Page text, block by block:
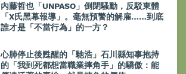
內藤哲也「UNPASO」倒閉騷動，反駁東體
「X氏黑幕報導」。毫無預警的解雇……到底
誰才是「不當行為」的一方？
心肺停止後甦醒的「馳浩」石川縣知事抱持
的「我到死都想當職業摔角手」的驕傲：能